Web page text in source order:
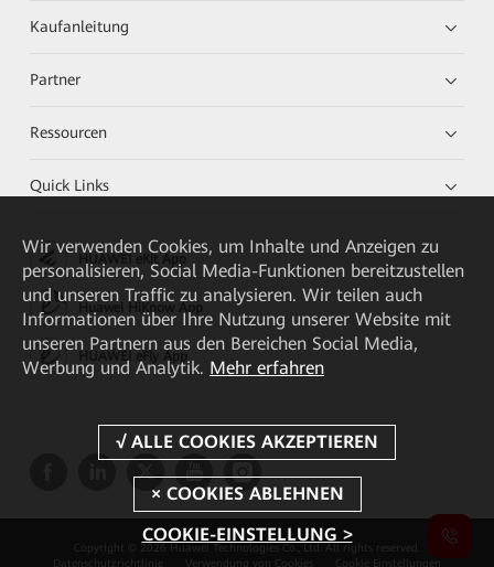
Kaufanleitung
Partner
Ressourcen
Quick Links
HUAWEI eKit App
Huawei HiKnow App
HUAWEI eFly App
Copyright © 2026 Huawei Technologies Co., Ltd. All rights reserved.
Datenschutzrichtlinie
Verwendung von Cookies Cookie Einstellungen
Wir verwenden Cookies, um Inhalte und Anzeigen zu
personalisieren, Social Media-Funktionen bereitzustellen
und unseren Traffic zu analysieren. Wir teilen auch
Informationen über Ihre Nutzung unserer Website mit
unseren Partnern aus den Bereichen Social Media,
Werbung und Analytik. Mehr erfahren
COOKIE-EINSTELLUNG >